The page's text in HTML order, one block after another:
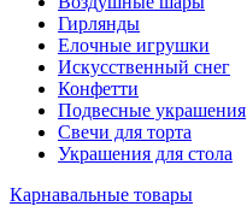
Гирлянды
Елочные игрушки
Искусственный снег
Конфетти
Подвесные украшения
Свечи для торта
Украшения для стола
Карнавальные товары